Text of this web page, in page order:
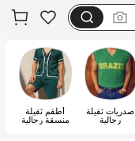
صدريات ثقيلة
رجالية
أطقم ثقيلة
منسقة رجالية